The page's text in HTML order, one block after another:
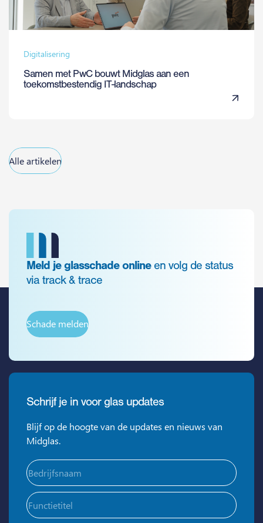
Digitalisering
Samen met PwC bouwt Midglas aan een
toekomstbestendig IT-landschap
Alle artikelen
Meld je glasschade online en volg de status
via track & trace
Schade melden
Schrijf je in voor glas updates
Blijf op de hoogte van de updates en nieuws van
Midglas.
Bedrijfsnaam
Functietitel